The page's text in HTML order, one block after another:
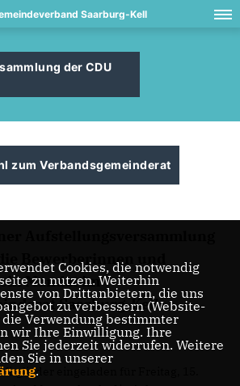
Saarburg-Kell
der CDU
zum Verbandsgemeinderat
Aufstellungsversammlung
Bewerberinnen und
Mandat im
Saarburg-Kell
eingeladen für Freitag, 15.
Cookies, die notwendig
zu nutzen. Weiterhin
von Drittanbietern, die uns
zu verbessern (Website-
Verwendung bestimmter
wir Ihre Einwilligung. Ihre
Sie jederzeit widerrufen. Weitere
Sie in unserer
.